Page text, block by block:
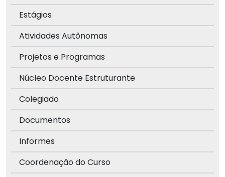
Estágios
Atividades Autônomas
Projetos e Programas
Núcleo Docente Estruturante
Colegiado
Documentos
Informes
Coordenação do Curso